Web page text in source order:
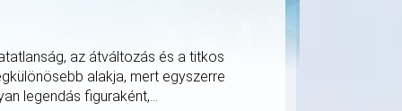
az átváltozás és a titkos
alakja, mert egyszerre
legendás figuraként,...